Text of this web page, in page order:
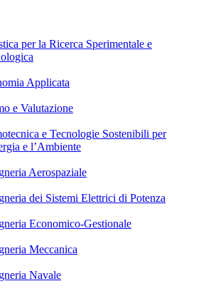
per la Ricerca Sperimentale e
Applicata
e Valutazione
e Tecnologie Sostenibili per
e l’Ambiente
Aerospaziale
dei Sistemi Elettrici di Potenza
Economico-Gestionale
Meccanica
Navale